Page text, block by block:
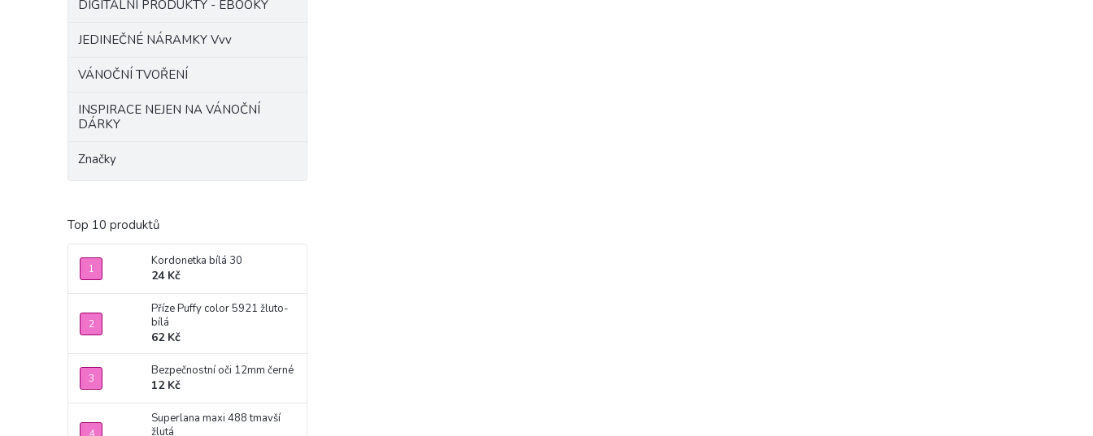
DIGITÁLNÍ PRODUKTY - EBOOKY
JEDINEČNÉ NÁRAMKY Vvv
VÁNOČNÍ TVOŘENÍ
INSPIRACE NEJEN NA VÁNOČNÍ
DÁRKY
Značky
Top 10 produktů
Kordonetka bílá 30
24 Kč
Příze Puffy color 5921 žluto-
bílá
62 Kč
Bezpečnostní oči 12mm černé
12 Kč
Superlana maxi 488 tmavší
žlutá